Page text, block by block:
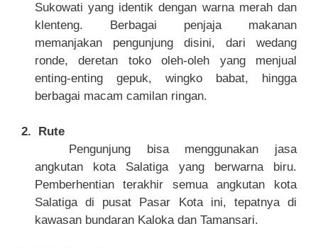
Sukowati yang identik dengan warna merah dan
klenteng. Berbagai penjaja makanan
memanjakan pengunjung disini, dari wedang
ronde, deretan toko oleh-oleh yang menjual
enting-enting gepuk, wingko babat, hingga
berbagai macam camilan ringan.
2.
Rute
Pengunjung bisa menggunakan jasa
angkutan kota Salatiga yang berwarna biru.
Pemberhentian terakhir semua angkutan kota
Salatiga di pusat Pasar Kota ini, tepatnya di
kawasan bundaran Kaloka dan Tamansari.